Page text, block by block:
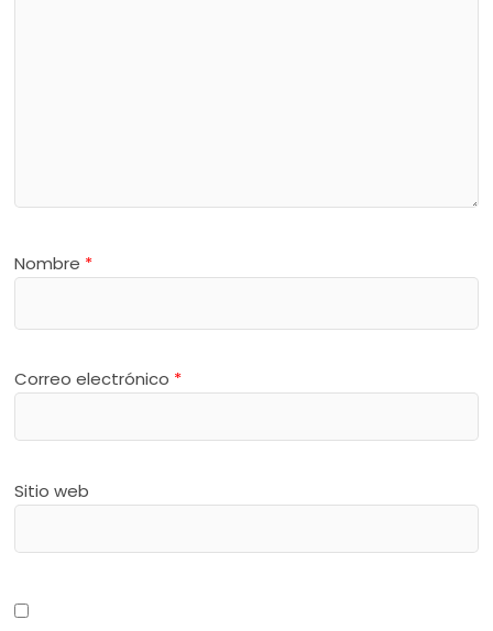
Nombre *
Correo electrónico *
Sitio web